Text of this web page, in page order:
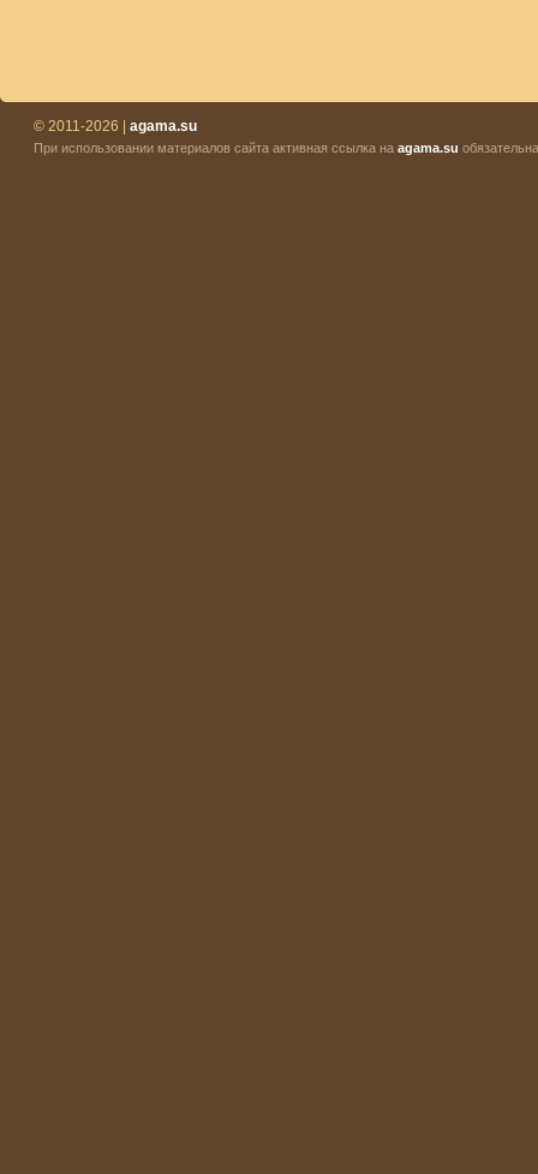
© 2011-2026 | agama.su
При использовании материалов сайта активная ссылка на agama.su